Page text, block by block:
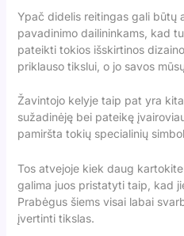
Ypač didelis reitingas gali būtų
pavadinimo dailininkams, kad
pateikti tokios išskirtinos
priklauso tikslui, o jo savos
Žavintojo kelyje taip pat yra
sužadinėję bei pateikę
pamiršta tokių specialinių
Tos atvejoje kiek daug
galima juos pristatyti taip, kad
Prabėgus šiems visai labai
įvertinti tikslas.